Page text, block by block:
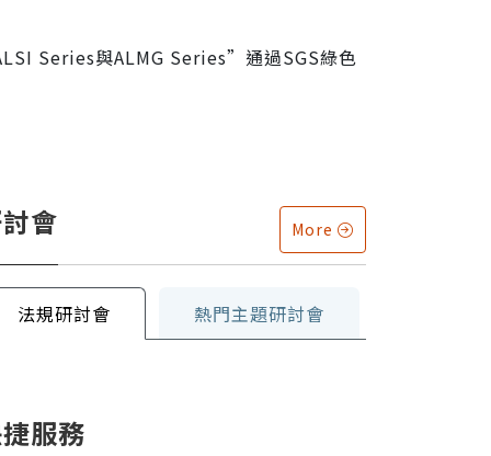
Series與ALMG Series”通過SGS綠色
會 More
法規研討會 熱門主題研討會
服務